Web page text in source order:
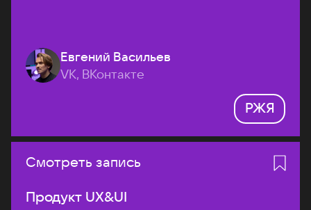
Евгений Васильев
VK, ВКонтакте
РЖЯ
Смотреть запись
Продукт UX&UI